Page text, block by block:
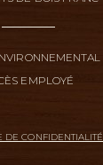
EMPLOYÉ
DE CONFIDENTIALITÉ